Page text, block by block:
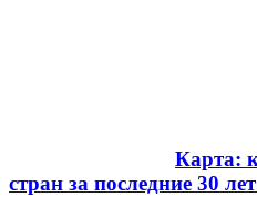
Карта:
стран за последние 30 лет